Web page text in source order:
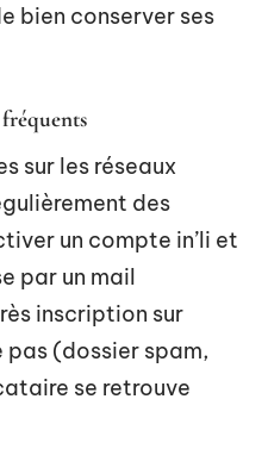
bien conserver ses
sur les réseaux
des
un compte in’li et
par un mail
inscription sur
pas (dossier spam,
se retrouve